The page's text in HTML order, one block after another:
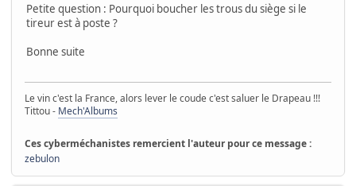
Petite question : Pourquoi boucher les trous du siège si le
tireur est à poste ?
Bonne suite
Le vin c'est la France, alors lever le coude c'est saluer le Drapeau !!!
Tittou - Mech'Albums
Ces cyberméchanistes remercient l'auteur pour ce message :
zebulon